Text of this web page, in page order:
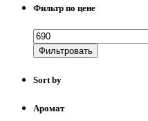
Фильтр по цене
Фильтровать
Sort by
Аромат